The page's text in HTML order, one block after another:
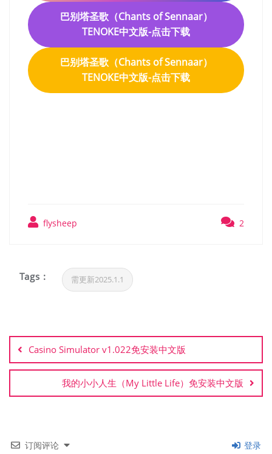
巴别塔圣歌（Chants of Sennaar）
TENOKE中文版-点击下载
巴别塔圣歌（Chants of Sennaar）
TENOKE中文版-点击下载
flysheep 2
Tags : 需更新2025.1.1
章
导
航
Casino Simulator v1.022免安装中文版
我的小小人生（My Little Life）免安装中文版
订阅评论 登录